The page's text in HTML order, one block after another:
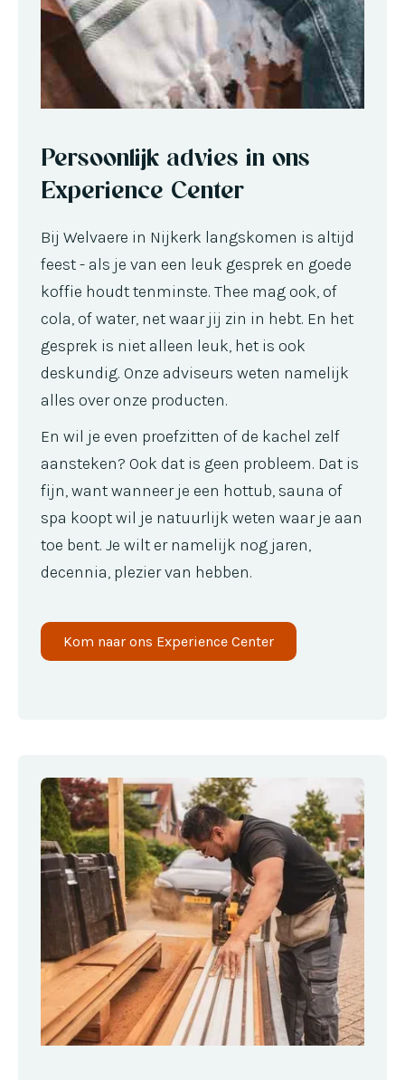
Persoonlijk advies in ons
Experience Center
Bij Welvaere in Nijkerk langskomen is altijd
feest - als je van een leuk gesprek en goede
koffie houdt tenminste. Thee mag ook, of
cola, of water, net waar jij zin in hebt. En het
gesprek is niet alleen leuk, het is ook
deskundig. Onze adviseurs weten namelijk
alles over onze producten.
En wil je even proefzitten of de kachel zelf
aansteken? Ook dat is geen probleem. Dat is
fijn, want wanneer je een hottub, sauna of
spa koopt wil je natuurlijk weten waar je aan
toe bent. Je wilt er namelijk nog jaren,
decennia, plezier van hebben.
Kom naar ons Experience Center